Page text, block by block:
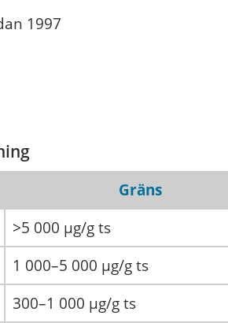
1997
Gräns
>5 000 µg/g ts
1 000–5 000 µg/g ts
300–1 000 µg/g ts